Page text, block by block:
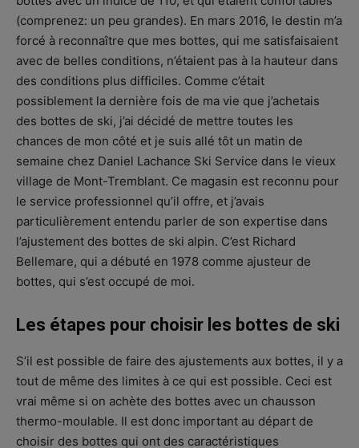
(comprenez: un peu grandes). En mars 2016, le destin m’a
forcé à reconnaître que mes bottes, qui me satisfaisaient
avec de belles conditions, n’étaient pas à la hauteur dans
des conditions plus difficiles. Comme c’était
possiblement la dernière fois de ma vie que j’achetais
des bottes de ski, j’ai décidé de mettre toutes les
chances de mon côté et je suis allé tôt un matin de
semaine chez Daniel Lachance Ski Service dans le vieux
village de Mont-Tremblant. Ce magasin est reconnu pour
le service professionnel qu’il offre, et j’avais
particulièrement entendu parler de son expertise dans
l’ajustement des bottes de ski alpin. C’est Richard
Bellemare, qui a débuté en 1978 comme ajusteur de
bottes, qui s’est occupé de moi.
Les étapes pour choisir les bottes de ski
S’il est possible de faire des ajustements aux bottes, il y a
tout de même des limites à ce qui est possible. Ceci est
vrai même si on achète des bottes avec un chausson
thermo-moulable. Il est donc important au départ de
choisir des bottes qui ont des caractéristiques